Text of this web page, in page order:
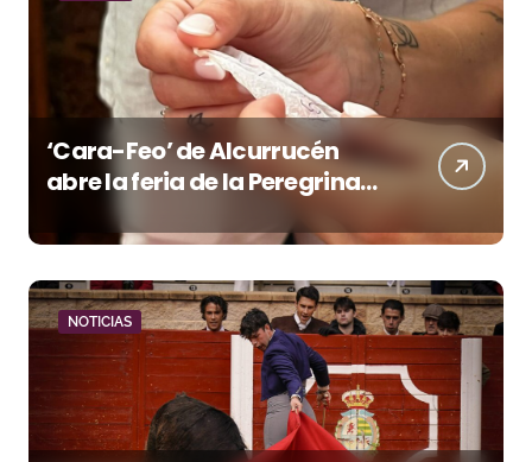
‘Cara-Feo’ de Alcurrucén
abre la feria de la Peregrina
NOTICIAS